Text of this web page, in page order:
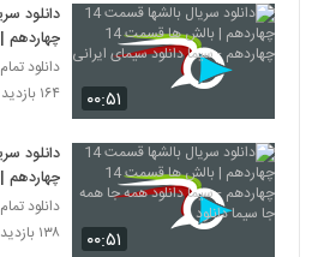
۰۰:۵۱
چهاردهم
۱۶۴ بازدید
۰۰:۵۱
چهاردهم
سیما دانلود
۱۳۸ بازدید